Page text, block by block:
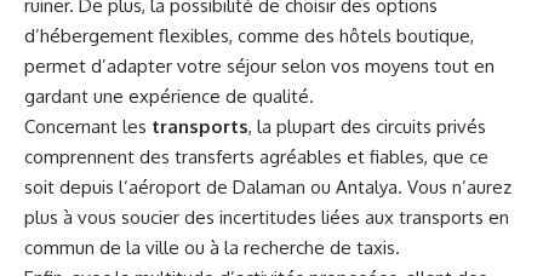
ruiner. De plus, la possibilité de choisir des options
d’hébergement flexibles, comme des hôtels boutique,
permet d’adapter votre séjour selon vos moyens tout en
gardant une expérience de qualité.
Concernant les transports, la plupart des circuits privés
comprennent des transferts agréables et fiables, que ce
soit depuis l’aéroport de Dalaman ou Antalya. Vous n’aurez
plus à vous soucier des incertitudes liées aux transports en
commun de la ville ou à la recherche de taxis.